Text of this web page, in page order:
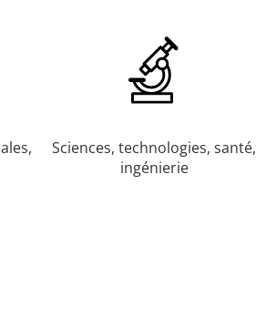
Sciences, technologies, santé,
ingénierie